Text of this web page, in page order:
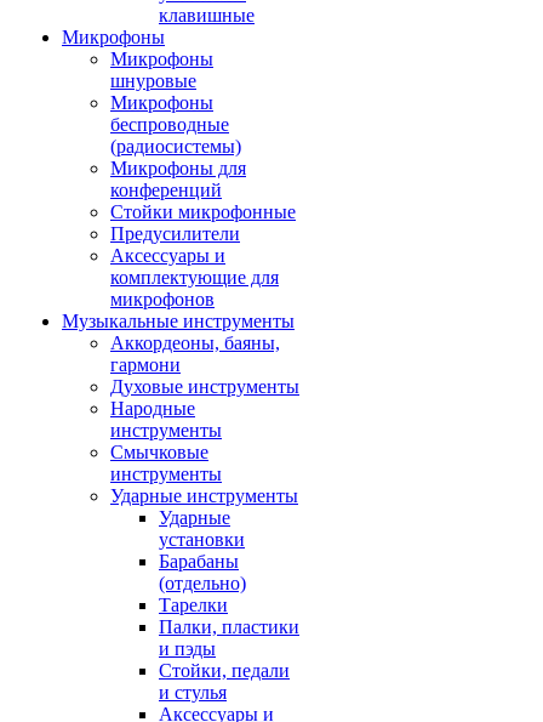
клавишные
Микрофоны
Микрофоны
шнуровые
Микрофоны
беспроводные
(радиосистемы)
Микрофоны для
конференций
Стойки микрофонные
Предусилители
Аксессуары и
комплектующие для
микрофонов
Музыкальные инструменты
Аккордеоны, баяны,
гармони
Духовые инструменты
Народные
инструменты
Смычковые
инструменты
Ударные инструменты
Ударные
установки
Барабаны
(отдельно)
Тарелки
Палки, пластики
и пэды
Стойки, педали
и стулья
Аксессуары и